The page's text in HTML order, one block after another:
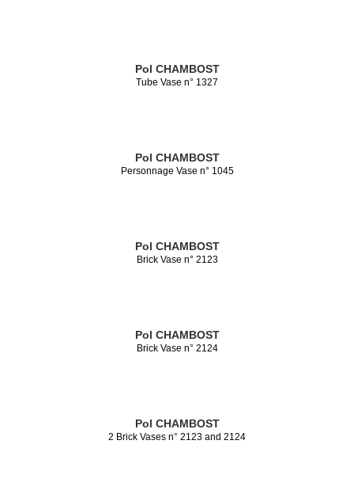
Pol CHAMBOST
Tube Vase n° 1327
Pol CHAMBOST
Personnage Vase n° 1045
Pol CHAMBOST
Brick Vase n° 2123
Pol CHAMBOST
Brick Vase n° 2124
Pol CHAMBOST
2 Brick Vases n° 2123 and 2124